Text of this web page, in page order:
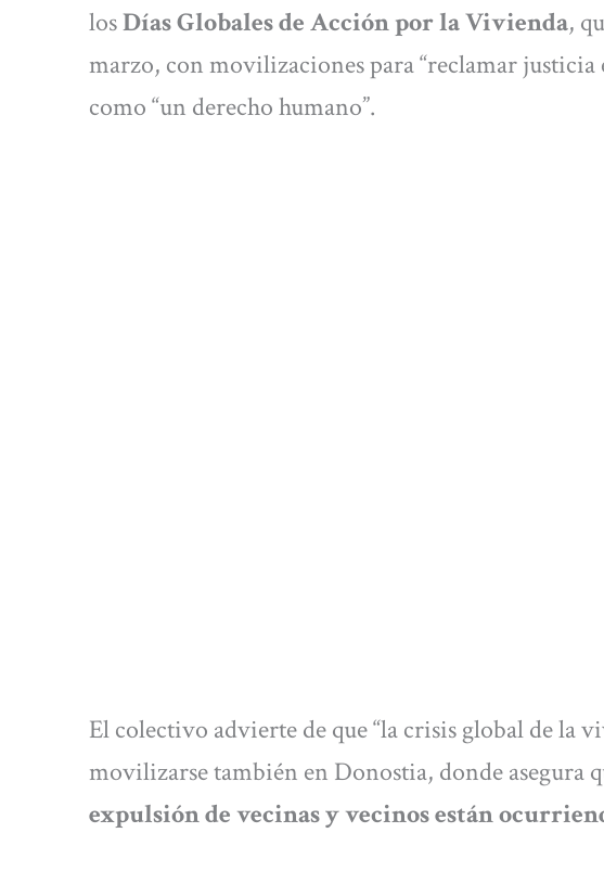
losDías Globales de Acción por la Vivienda,
marzo, con movilizaciones para “reclamar
como “un derecho humano”.
El colectivo advierte de que “la crisis global de la
movilizarse también en Donostia, donde asegura
expulsión de vecinas y vecinos están